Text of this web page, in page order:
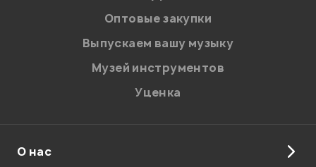
Политикой в отношении обработки
персональных данных.
Введите проверочное число:
Отправить
Оптовые закупки
Выпускаем вашу музыку
Музей инструментов
Уценка
О нас